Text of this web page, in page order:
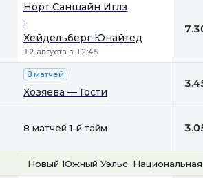
Норт Саншайн Иглз
-
Хейдельберг Юнайтед
12 августа в 12:45
8 матчей
Хозяева — Гости
8 матчей 1-й тайм
Новый Южный Уэльс.